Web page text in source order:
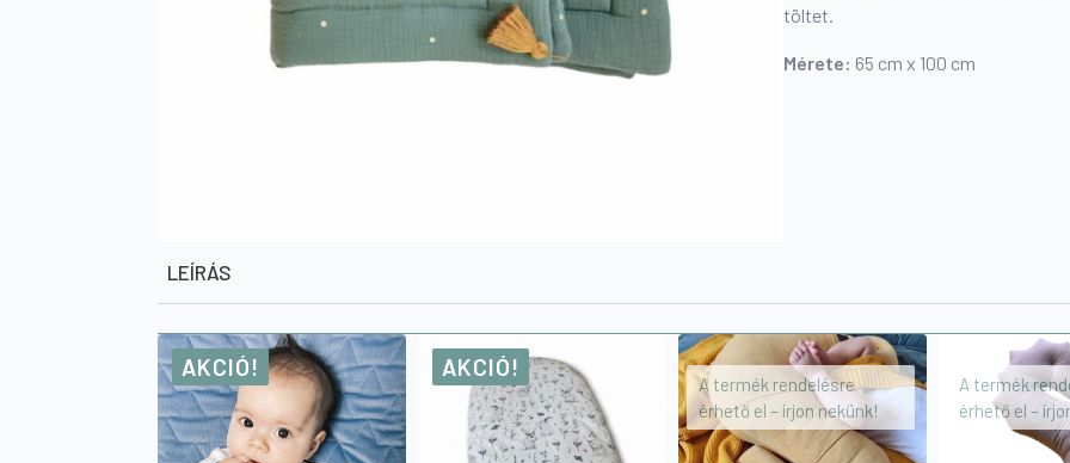
töltet.
Mérete: 65 cm x 100 cm
LEÍRÁS
AKCIÓ! AKCIÓ!
A termék rendelésre
érhető el – írjon nekünk!
A termék
érhető el –